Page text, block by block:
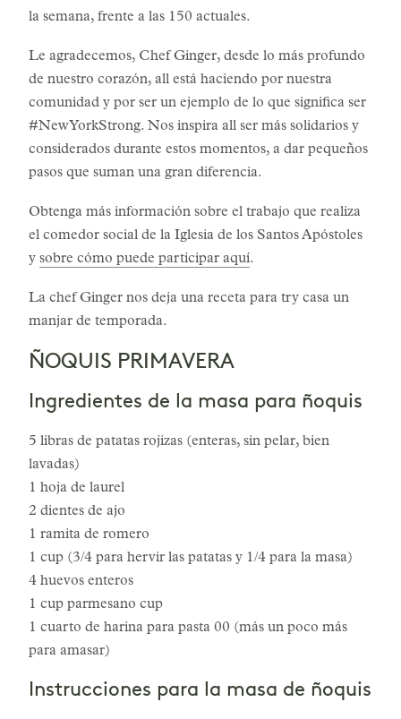
la semana, frente a las 150 actuales.
Le agradecemos, Chef Ginger, desde lo más profundo
de nuestro corazón, all está haciendo por nuestra
comunidad y por ser un ejemplo de lo que significa ser
#NewYorkStrong. Nos inspira all ser más solidarios y
considerados durante estos momentos, a dar pequeños
pasos que suman una gran diferencia.
Obtenga más información sobre el trabajo que realiza
el comedor social de la Iglesia de los Santos Apóstoles
y sobre cómo puede participar aquí.
La chef Ginger nos deja una receta para try casa un
manjar de temporada.
ÑOQUIS PRIMAVERA
Ingredientes de la masa para ñoquis
5 libras de patatas rojizas (enteras, sin pelar, bien
lavadas)
1 hoja de laurel
2 dientes de ajo
1 ramita de romero
1 cup (3/4 para hervir las patatas y 1/4 para la masa)
4 huevos enteros
1 cup parmesano cup
1 cuarto de harina para pasta 00 (más un poco más
para amasar)
Instrucciones para la masa de ñoquis